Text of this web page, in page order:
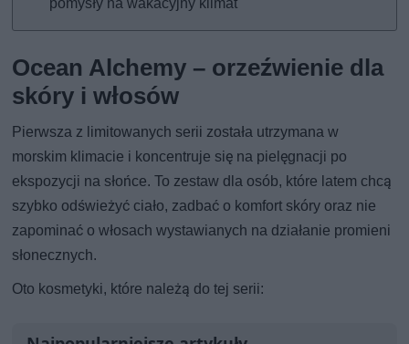
Ocean Alchemy – orzeźwienie dla
skóry i włosów
Pierwsza z limitowanych serii została utrzymana w
morskim klimacie i koncentruje się na pielęgnacji po
ekspozycji na słońce. To zestaw dla osób, które latem chcą
szybko odświeżyć ciało, zadbać o komfort skóry oraz nie
zapominać o włosach wystawianych na działanie promieni
słonecznych.
Oto kosmetyki, które należą do tej serii: